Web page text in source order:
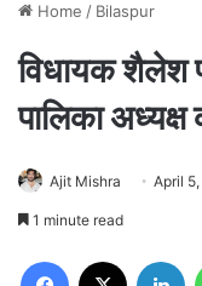
Home / Bilaspur
विधायक शैलेश
पालिका अध्यक्ष
Ajit Mishra April 5,
1 minute read
Facebook